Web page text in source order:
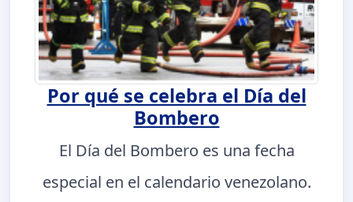
Por qué se celebra el Día del
Bombero
El Día del Bombero es una fecha
especial en el calendario venezolano.